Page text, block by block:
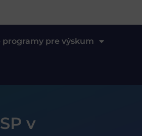
programy pre výskum
v